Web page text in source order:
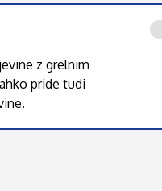
z grelnim
pride tudi